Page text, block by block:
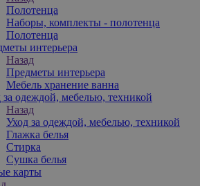
Полотенца
Наборы, комплекты - полотенца
Полотенца
интерьера
Назад
Предметы интерьера
Мебель хранение ванна
за одеждой, мебелью, техникой
Назад
Уход за одеждой, мебелью, техникой
Глажка белья
Стирка
Сушка белья
карты